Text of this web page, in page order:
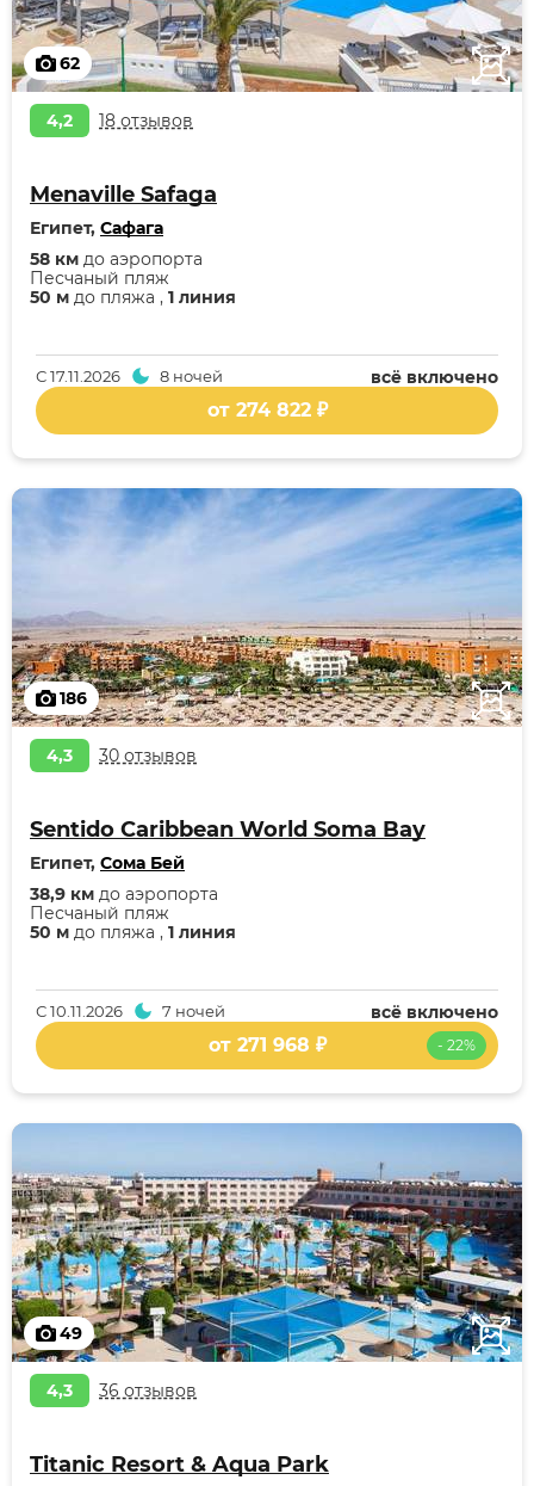
62
4,2 18 отзывов
Menaville Safaga
Египет, Сафага
50 м до пляжа , 1 линия
Песчаный пляж
58 км до аэропорта
всё включено
С17.11.2026 8 ночей
от 274 822 ₽
186
4,3 30 отзывов
Sentido Caribbean World Soma Bay
Египет, Сома Бей
50 м до пляжа , 1 линия
Песчаный пляж
38,9 км до аэропорта
всё включено
С10.11.2026 7 ночей
- 22%
от 271 968 ₽
49
4,3 36 отзывов
Titanic Resort & Aqua Park